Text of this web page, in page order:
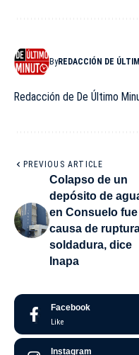
ByREDACCIÓN DE
Redacción de De Último
PREVIOUS ARTICLE
Colapso de un
depósito de
en Consuelo fue
causa de
soldadura, dice
Inapa
Facebook
Like
Instagram